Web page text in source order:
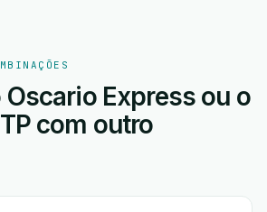
Express ou o
com outro